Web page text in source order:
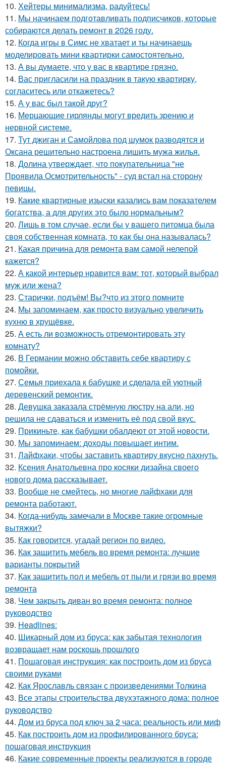
10. Хейтеры минимализма, радуйтесь!
11. Мы начинаем подготавливать подписчиков, которые
собираются делать ремонт в 2026 году.
12. Когда игры в Симс не хватает и ты начинаешь
моделировать мини квартирки самостоятельно.
13. А вы думаете, что у вас в квартире грязно.
14. Вас пригласили на праздник в такую квартирку,
согласитесь или откажетесь?
15. А у вас был такой друг?
16. Мерцающие гирлянды могут вредить зрению и
нервной системе.
17. Тут джиган и Самойлова под шумок разводятся и
Оксана решительно настроена лишить мужа жилья.
18. Долина утверждает, что покупательница "не
Проявила Осмотрительность" - суд встал на сторону
певицы.
19. Какие квартирные изыски казались вам показателем
богатства, а для других это было нормальным?
20. Лишь в том случае, если бы у вашего питомца была
своя собственная комната, то как бы она называлась?
21. Какая причина для ремонта вам самой нелепой
кажется?
22. А какой интерьер нравится вам: тот, который выбрал
муж или жена?
23. Старички, подъём! Вы?что из этого помните
24. Мы запоминаем, как просто визуально увеличить
кухню в хрущёвке.
25. А есть ли возможность отремонтировать эту
комнату?
26. В Германии можно обставить себе квартиру с
помойки.
27. Семья приехала к бабушке и сделала ей уютный
деревенский ремонтик.
28. Девушка заказала стрёмную люстру на али, но
решила не сдаваться и изменить её под свой вкус.
29. Прикиньте, как бабушки обалдеют от этой новости.
30. Мы запоминаем: доходы повышает интим.
31. Лайфхаки, чтобы заставить квартиру вкусно пахнуть.
32. Ксения Анатольевна про косяки дизайна своего
нового дома рассказывает.
33. Вообще не смейтесь, но многие лайфхаки для
ремонта работают.
34. Когда-нибудь замечали в Москве такие огромные
вытяжки?
35. Как говорится, угадай регион по видео.
36. Как защитить мебель во время ремонта: лучшие
варианты покрытий
37. Как защитить пол и мебель от пыли и грязи во время
ремонта
38. Чем закрыть диван во время ремонта: полное
руководство
39. Headlines:
40. Шикарный дом из бруса: как забытая технология
возвращает нам роскошь прошлого
41. Пошаговая инструкция: как построить дом из бруса
своими руками
42. Как Ярославль связан с произведениями Толкина
43. Все этапы строительства двухэтажного дома: полное
руководство
44. Дом из бруса под ключ за 2 часа: реальность или миф
45. Как построить дом из профилированного бруса:
пошаговая инструкция
46. Какие современные проекты реализуются в городе